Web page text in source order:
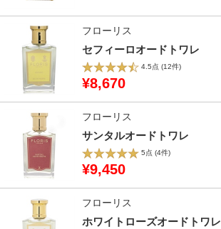
フローリス
セフィーロオードトワレ
4.5点 (12件)
¥8,670
フローリス
サンタルオードトワレ
5点 (4件)
¥9,450
フローリス
ホワイトローズオードトワレ